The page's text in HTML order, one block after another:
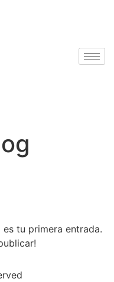
es tu primera entrada.